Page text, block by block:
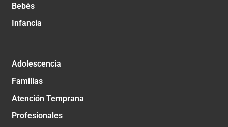
Bebés
Infancia
Adolescencia
Familias
Atención Temprana
Profesionales